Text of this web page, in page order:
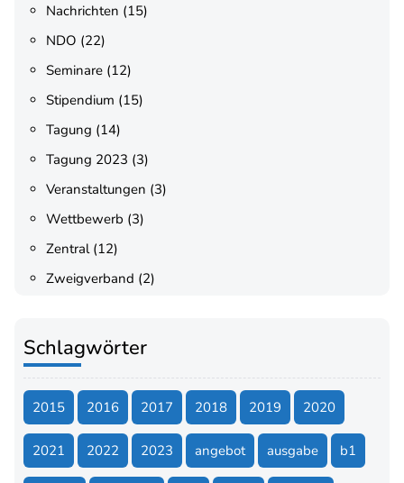
Nachrichten (15)
NDO (22)
Seminare (12)
Stipendium (15)
Tagung (14)
Tagung 2023 (3)
Veranstaltungen (3)
Wettbewerb (3)
Zentral(12)
Zweigverband (2)
Schlagwörter
2015 2016 2017 2018 2019 2020
2021 2022 2023 angebot ausgabe b1